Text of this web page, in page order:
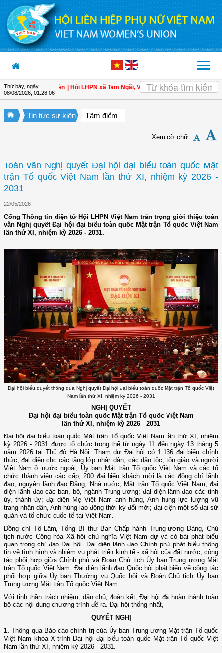
Truy cập nội dung luôn
Thứ bảy, ngày
08/08/2026, 01:28:08
cho hội viên | Hội LHPN xã Tam Ngãi, Vĩnh Long sơ kết công tác Hội và
Tin tức sự kiện Tâm điểm
Xem cỡ chữ
Toàn văn Nghị quyết Đại hội đại biểu toàn quốc Mặt
trận Tổ quốc Việt Nam lần thứ XI, nhiệm kỳ 2026 -
2031
22/05/2026
Cổng Thông tin điện tử Hội LHPN Việt Nam trân trọng giới thiệu toàn
văn Nghị quyết Đại hội đại biểu toàn quốc Mặt trận Tổ quốc Việt Nam
lần thứ XI, nhiệm kỳ 2026 - 2031.
Đại hội biểu quyết thông qua Nghị quyết Đại hội đại biểu toàn quốc Mặt trận Tổ quốc Việt
Nam lần thứ XI, nhiệm kỳ 2026 - 2031
NGHỊ QUYẾT
Đại hội đại biểu toàn quốc Mặt trận Tổ quốc Việt Nam
lần thứ XI, nhiệm kỳ 2026 - 2031
Đại hội đại biểu toàn quốc Mặt trận Tổ quốc Việt Nam lần thứ XI, nhiệm
kỳ 2026 - 2031 được tổ chức trọng thể từ ngày 11 đến ngày 13 tháng 5
năm 2026 tại Thủ đô Hà Nội. Tham dự Đại hội có 1.136 đại biểu chính
thức, đại diện cho các tầng lớp nhân dân, các dân tộc, tôn giáo và người
Việt Nam ở nước ngoài, Ủy ban Mặt trận Tổ quốc Việt Nam và các tổ
chức thành viên các cấp; 200 đại biểu khách mời là các đồng chí lãnh
đạo, nguyên lãnh đạo Đảng, Nhà nước, Mặt trận Tổ quốc Việt Nam; đại
diện lãnh đạo các ban, bộ, ngành Trung ương; đại diện lãnh đạo các tỉnh
ủy, thành ủy; đại diện Mẹ Việt Nam anh hùng, Anh hùng lực lượng vũ
trang nhân dân, Anh hùng lao động thời kỳ đổi mới; đại diện một số đại sứ
quán và tổ chức quốc tế tại Việt Nam.
Đồng chí Tô Lâm, Tổng Bí thư Ban Chấp hành Trung ương Đảng, Chủ
tịch nước Cộng hòa Xã hội chủ nghĩa Việt Nam dự và có bài phát biểu
quan trọng chỉ đạo Đại hội. Đại diện lãnh đạo Chính phủ phát biểu thông
tin về tình hình và nhiệm vụ phát triển kinh tế - xã hội của đất nước, công
tác phối hợp giữa Chính phủ và Đoàn Chủ tịch Ủy ban Trung ương Mặt
trận Tổ quốc Việt Nam. Đại diện lãnh đạo Quốc hội phát biểu về công tác
phối hợp giữa Ủy ban Thường vụ Quốc hội và Đoàn Chủ tịch Ủy ban
Trung ương Mặt trận Tổ quốc Việt Nam.
Với tinh thần trách nhiệm, dân chủ, đoàn kết, Đại hội đã hoàn thành toàn
bộ các nội dung chương trình đề ra. Đại hội thống nhất,
QUYẾT NGHỊ
1. Thông qua Báo cáo chính trị của Ủy ban Trung ương Mặt trận Tổ quốc
Việt Nam khóa X trình Đại hội đại biểu toàn quốc Mặt trận Tổ quốc Việt
Nam lần thứ XI, nhiệm kỳ 2026 - 2031.